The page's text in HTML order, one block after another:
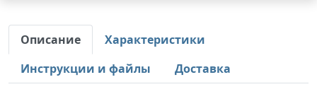
Описание
Характеристики
Инструкции и файлы
Доставка